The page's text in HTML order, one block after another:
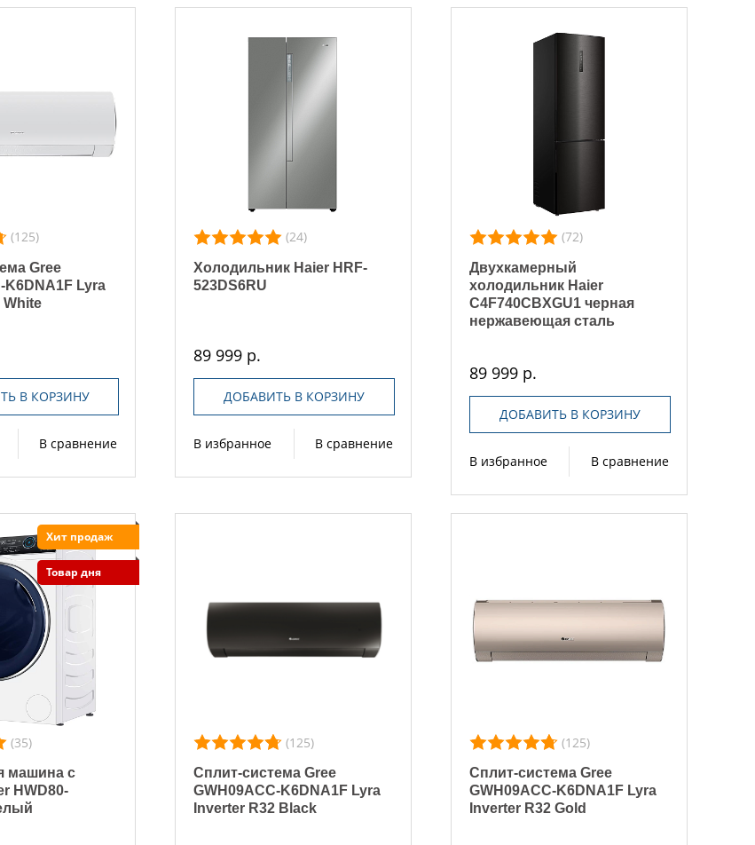
(125)
Gree
K6DNA1F Lyra
White
В КОРЗИНУ
В сравнение
(24)
Холодильник Haier HRF-
523DS6RU
89 999 р.
ДОБАВИТЬ В КОРЗИНУ
В избранное В сравнение
(72)
Двухкамерный
холодильник Haier
C4F740CBXGU1 черная
нержавеющая сталь
89 999 р.
ДОБАВИТЬ В КОРЗИНУ
В избранное В сравнение
Хит продаж
Товар дня
(35)
машина с
HWD80-
(125)
Сплит-система Gree
GWH09ACC-K6DNA1F Lyra
Inverter R32 Black
(125)
Сплит-система Gree
GWH09ACC-K6DNA1F Lyra
Inverter R32 Gold